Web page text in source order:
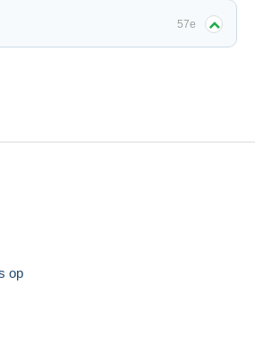
57e
op